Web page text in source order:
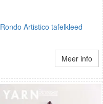
Rondo Artistico tafelkleed
Meer info